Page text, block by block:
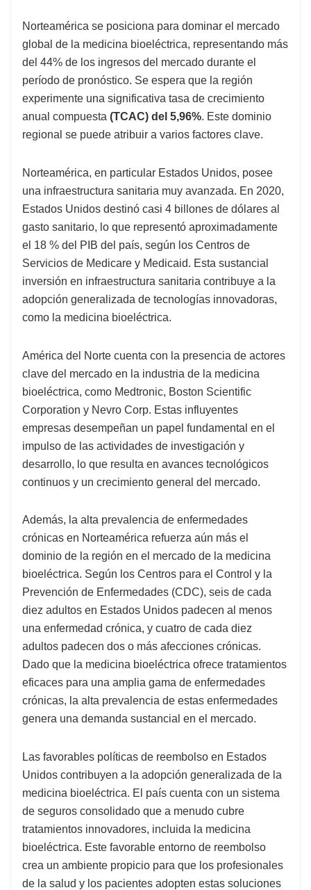
Norteamérica se posiciona para dominar el mercado
global de la medicina bioeléctrica, representando más
del 44% de los ingresos del mercado durante el
período de pronóstico. Se espera que la región
experimente una significativa tasa de crecimiento
anual compuesta (TCAC) del 5,96%. Este dominio
regional se puede atribuir a varios factores clave.
Norteamérica, en particular Estados Unidos, posee
una infraestructura sanitaria muy avanzada. En 2020,
Estados Unidos destinó casi 4 billones de dólares al
gasto sanitario, lo que representó aproximadamente
el 18 % del PIB del país, según los Centros de
Servicios de Medicare y Medicaid. Esta sustancial
inversión en infraestructura sanitaria contribuye a la
adopción generalizada de tecnologías innovadoras,
como la medicina bioeléctrica.
América del Norte cuenta con la presencia de actores
clave del mercado en la industria de la medicina
bioeléctrica, como Medtronic, Boston Scientific
Corporation y Nevro Corp. Estas influyentes
empresas desempeñan un papel fundamental en el
impulso de las actividades de investigación y
desarrollo, lo que resulta en avances tecnológicos
continuos y un crecimiento general del mercado.
Además, la alta prevalencia de enfermedades
crónicas en Norteamérica refuerza aún más el
dominio de la región en el mercado de la medicina
bioeléctrica. Según los Centros para el Control y la
Prevención de Enfermedades (CDC), seis de cada
diez adultos en Estados Unidos padecen al menos
una enfermedad crónica, y cuatro de cada diez
adultos padecen dos o más afecciones crónicas.
Dado que la medicina bioeléctrica ofrece tratamientos
eficaces para una amplia gama de enfermedades
crónicas, la alta prevalencia de estas enfermedades
genera una demanda sustancial en el mercado.
Las favorables políticas de reembolso en Estados
Unidos contribuyen a la adopción generalizada de la
medicina bioeléctrica. El país cuenta con un sistema
de seguros consolidado que a menudo cubre
tratamientos innovadores, incluida la medicina
bioeléctrica. Este favorable entorno de reembolso
crea un ambiente propicio para que los profesionales
de la salud y los pacientes adopten estas soluciones